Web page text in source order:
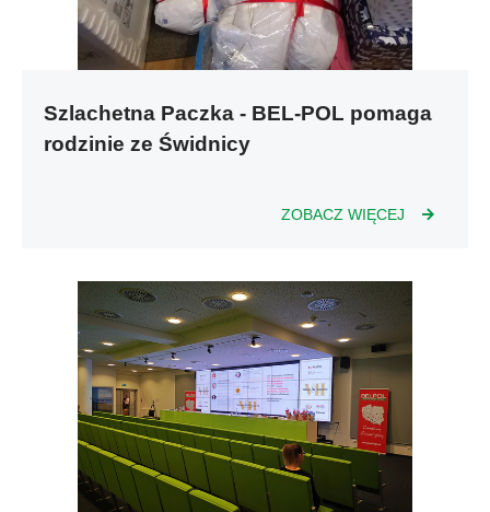
Szlachetna Paczka - BEL-POL pomaga
rodzinie ze Świdnicy
ZOBACZ WIĘCEJ